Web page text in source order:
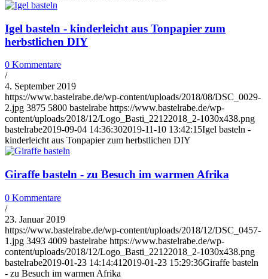
Igel basteln - kinderleicht aus Tonpapier zum
herbstlichen DIY
0 Kommentare
/
4. September 2019
https://www.bastelrabe.de/wp-content/uploads/2018/08/DSC_0029-
2.jpg 3875 5800 bastelrabe https://www.bastelrabe.de/wp-
content/uploads/2018/12/Logo_Basti_22122018_2-1030x438.png
bastelrabe2019-09-04 14:36:302019-11-10 13:42:15Igel basteln -
kinderleicht aus Tonpapier zum herbstlichen DIY
Giraffe basteln - zu Besuch im warmen Afrika
0 Kommentare
/
23. Januar 2019
https://www.bastelrabe.de/wp-content/uploads/2018/12/DSC_0457-
1.jpg 3493 4009 bastelrabe https://www.bastelrabe.de/wp-
content/uploads/2018/12/Logo_Basti_22122018_2-1030x438.png
bastelrabe2019-01-23 14:14:41 2019-01-23 15:29:36Giraffe basteln
- zu Besuch im warmen Afrika